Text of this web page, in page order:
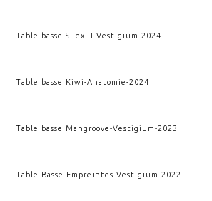
Table basse Silex II-Vestigium-2024
Table basse Kiwi-Anatomie-2024
Table basse Mangroove-Vestigium-2023
Table Basse Empreintes-Vestigium-2022